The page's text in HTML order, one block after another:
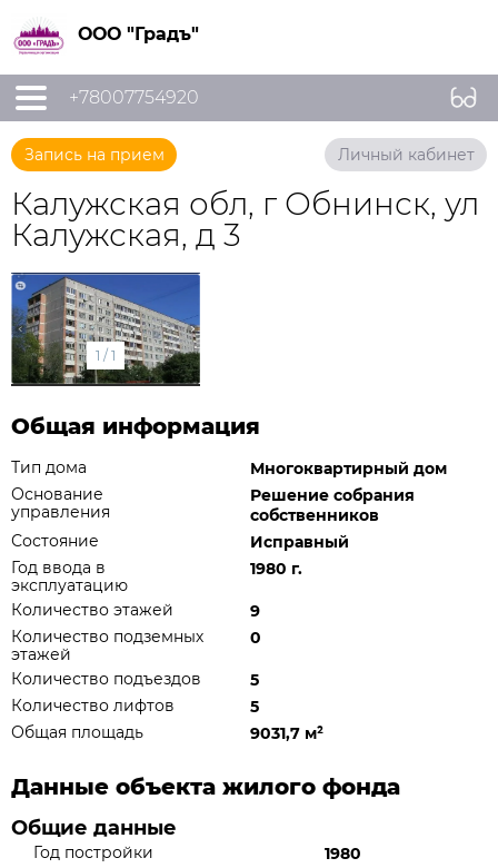
ООО "Градъ"
+78007754920
Запись на прием Личный кабинет
Калужская обл, г Обнинск, ул
Калужская, д 3
1 / 1
Общая информация
Тип дома
Многоквартирный дом
Основание
управления
Решение собрания
собственников
Состояние
Исправный
Год ввода в
эксплуатацию
1980 г.
Количество этажей
9
Количество подземных
этажей
0
Количество подъездов
5
Количество лифтов
5
Общая площадь
9031,7 м²
Данные объекта жилого фонда
Общие данные
Год постройки
1980